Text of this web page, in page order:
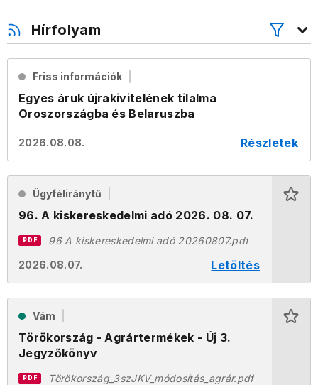
Hírfolyam
Friss információk
Egyes áruk újrakivitelének tilalma
Oroszországba és Belaruszba
2026.08.08. Részletek
Ügyféliránytű
96. A kiskereskedelmi adó 2026. 08. 07.
2026.08.07. Letöltés
PDF 96 A kiskereskedelmi adó 20260807.pdf
Vám
Törökország - Agrártermékek - Új 3.
Jegyzőkönyv
PDF Törökország_3szJKV_módosítás_agrár.pdf